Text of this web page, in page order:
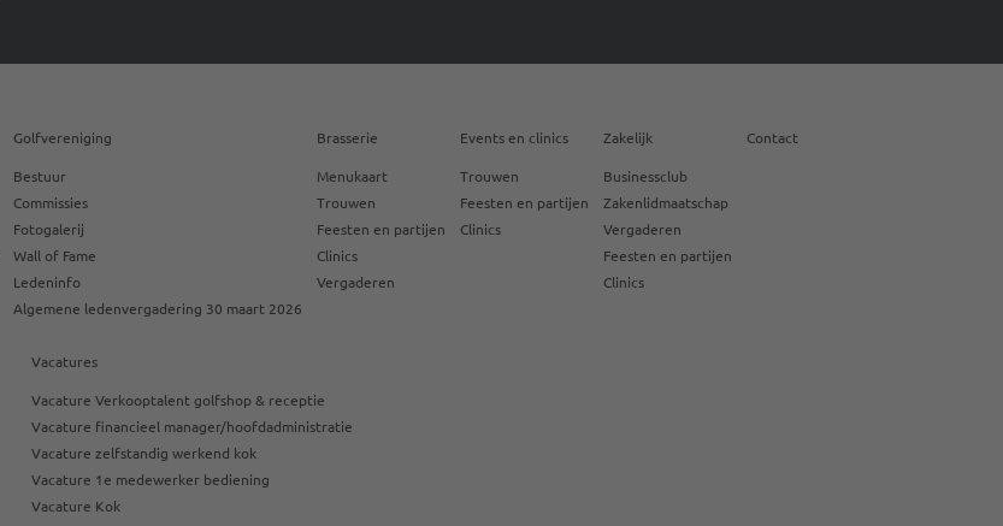
Golfvereniging
Bestuur
Commissies
Fotogalerij
Wall of Fame
Ledeninfo
Algemene ledenvergadering 30 maart 2026
Brasserie
Menukaart
Trouwen
Feesten en partijen
Clinics
Vergaderen
Events en clinics
Trouwen
Feesten en partijen
Clinics
Zakelijk
Businessclub
Zakenlidmaatschap
Vergaderen
Feesten en partijen
Clinics
Contact
Vacatures
Vacature Verkooptalent golfshop & receptie
Vacature financieel manager/hoofdadministratie
Vacature zelfstandig werkend kok
Vacature 1e medewerker bediening
Vacature Kok